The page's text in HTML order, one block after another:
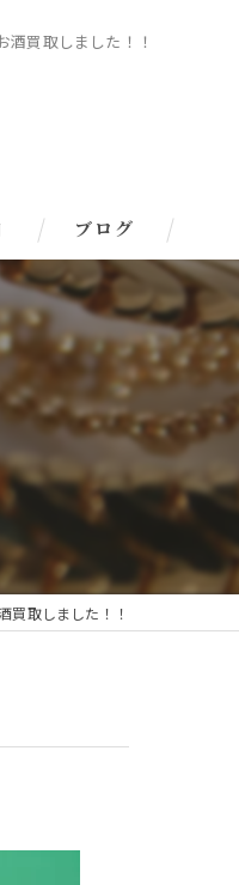
買取しました！！
ブログ
取しました！！